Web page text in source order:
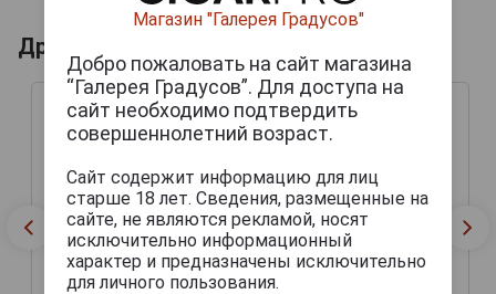
Другие продукты бренда ZOLLER-HOF
Магазин "Галерея Градусов"
Добро пожаловать на сайт магазина
“Галерея Градусов”. Для доступа на
сайт необходимо подтвердить
совершеннолетний возраст.
Сайт содержит информацию для лиц
старше 18 лет. Сведения, размещенные на
сайте, не являются рекламой, носят
исключительно информационный
характер и предназначены исключительно
для личного пользования.